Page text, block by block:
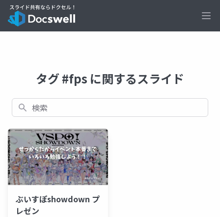
タグ #fps に関するスライド
検索
ぶいすぽshowdown プ
レゼン